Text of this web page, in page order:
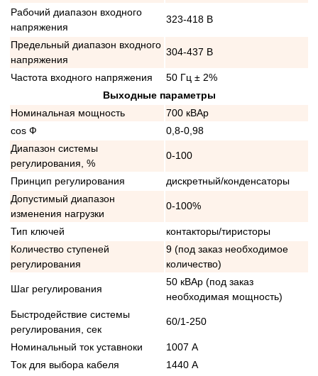
Рабочий диапазон входного
напряжения
323-418 В
Предельный диапазон входного
напряжения
304-437 В
Частота входного напряжения
50 Гц ± 2%
Выходные параметры
Номинальная мощность
700 кВАр
cos Ф
0,8-0,98
Диапазон системы
регулирования, %
0-100
Принцип регулирования
дискретный/конденсаторы
Допустимый диапазон
изменения нагрузки
0-100%
Тип ключей
контакторы/тиристоры
Количество ступеней
регулирования
9 (под заказ необходимое
количество)
Шаг регулирования
50 кВАр (под заказ
необходимая мощность)
Быстродействие системы
регулирования, сек
60/1-250
Номинальный ток уставноки
1007 А
Ток для выбора кабеля
1440 А